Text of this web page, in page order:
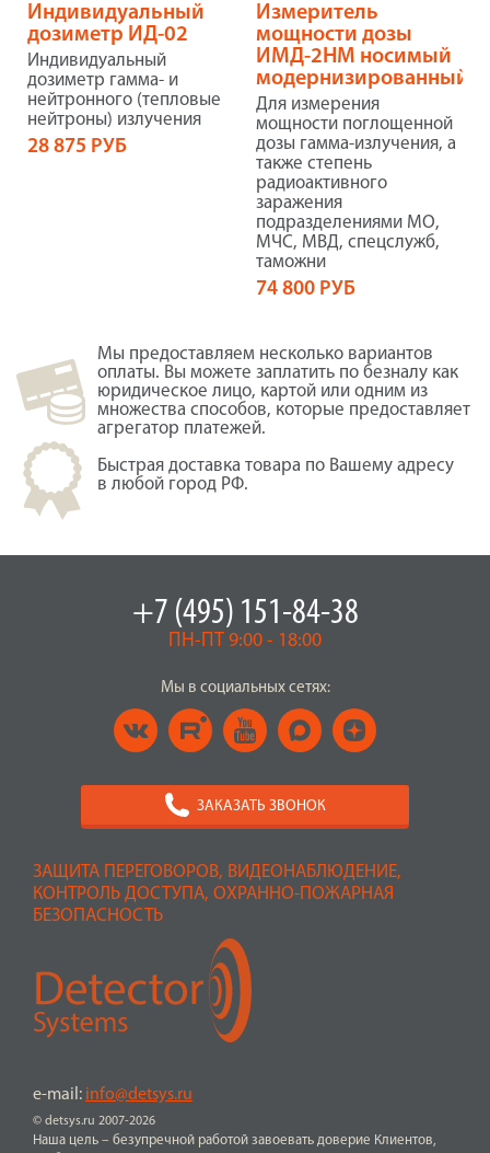
Индивидуальный
дозиметр ИД-02
Индивидуальный
дозиметр гамма- и
нейтронного (тепловые
нейтроны) излучения
28 875 РУБ
Измеритель
мощности дозы
ИМД-2НМ носимый
модернизированный
Для измерения
мощности поглощенной
дозы гамма-излучения, а
также степень
радиоактивного
заражения
подразделениями МО,
МЧС, МВД, спецслужб,
таможни
74 800 РУБ
Мы предоставляем несколько вариантов
оплаты. Вы можете заплатить по безналу как
юридическое лицо, картой или одним из
множества способов, которые предоставляет
агрегатор платежей.
Быстрая доставка товара по Вашему адресу
в любой город РФ.
ЗАЩИТА ПЕРЕГОВОРОВ, ВИДЕОНАБЛЮДЕНИЕ,
КОНТРОЛЬ ДОСТУПА, ОХРАННО-ПОЖАРНАЯ
БЕЗОПАСНОСТЬ
© detsys.ru 2007-2026
e-mail: info@detsys.ru
Наша цель – безупречной работой завоевать доверие Клиентов,
+7 (495) 151-84-38
ПН-ПТ 9:00 - 18:00
Мы в социальных сетях:
ЗАКАЗАТЬ ЗВОНОК